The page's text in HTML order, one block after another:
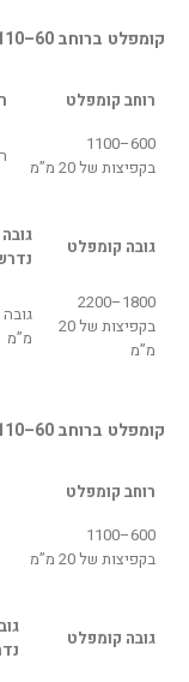
קומפלט ברוחב 60–110 גובה 1800–2200
רוחב קומפלט
600–1100
בקפיצות של 20 מ”מ
גובה קומפלט
1800–2200
בקפיצות של 20
מ”מ
מ”מ
קומפלט ברוחב 60–110 גובה 2200–2400
רוחב קומפלט
600–1100
בקפיצות של 20 מ”מ
גובה קומפלט